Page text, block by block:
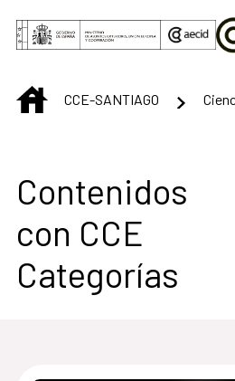
Saltar al contenido principal
INICIOCCE-SANTIAGO
Centro
Contenidos
con CCE
Categorías